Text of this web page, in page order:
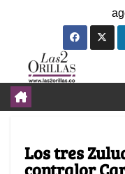
Los tres